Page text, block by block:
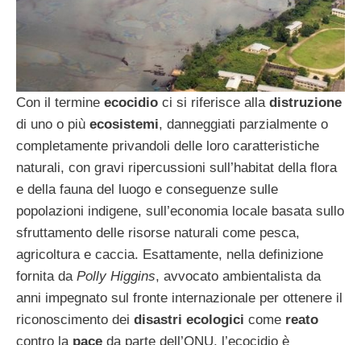
Con il termine ecocidio ci si riferisce alla distruzione
di uno o più ecosistemi, danneggiati parzialmente o
completamente privandoli delle loro caratteristiche
naturali, con gravi ripercussioni sull’habitat della flora
e della fauna del luogo e conseguenze sulle
popolazioni indigene, sull’economia locale basata sullo
sfruttamento delle risorse naturali come pesca,
agricoltura e caccia. Esattamente, nella definizione
fornita da Polly Higgins, avvocato ambientalista da
anni impegnato sul fronte internazionale per ottenere il
riconoscimento dei disastri ecologici come reato
contro la pace da parte dell’ONU, l’ecocidio è